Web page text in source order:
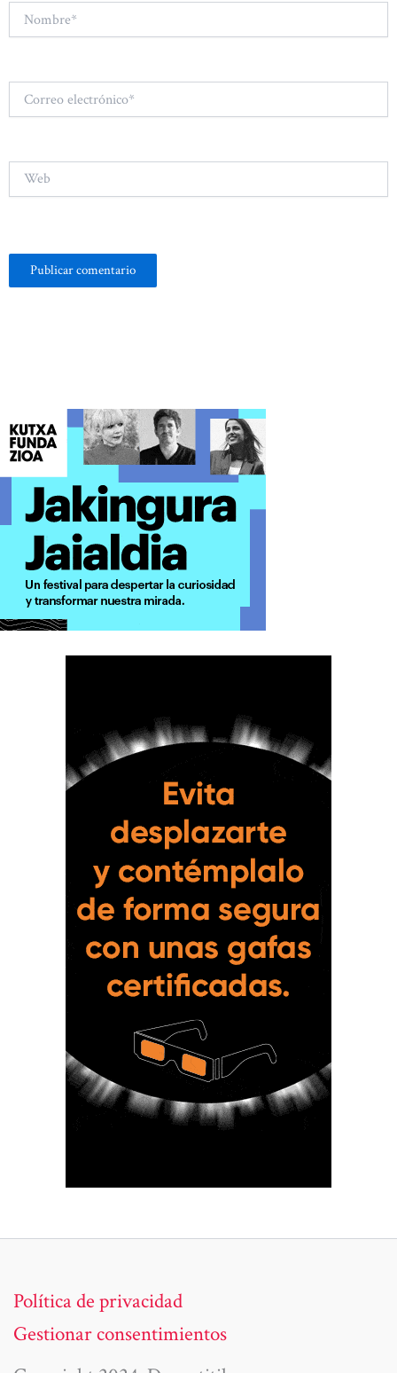
electrónico*
Web
Política de privacidad
Gestionar consentimientos